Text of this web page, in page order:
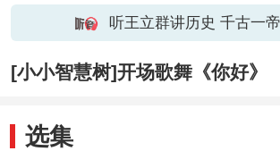
听王立群讲历史 千古一
[小小智慧树]开场歌舞《你好》
选集